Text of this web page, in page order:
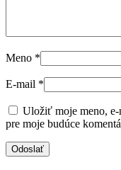
Meno *
E-mail *
Uložiť moje meno, e-
pre moje budúce